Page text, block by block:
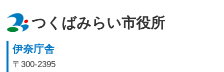
つくばみらい市役所
伊奈庁舎
〒300-2395